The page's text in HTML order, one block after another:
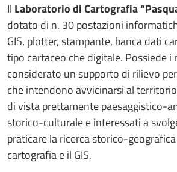
Il Laboratorio di Cartografia
dotato di n. 30 postazioni
GIS, plotter, stampante, banca dati
tipo cartaceo che digitale. Possiede i
considerato un supporto di rilievo
che intendono avvicinarsi al
di vista prettamente paesaggistico-
storico-culturale e interessati a
praticare la ricerca storico-
cartografia e il GIS.